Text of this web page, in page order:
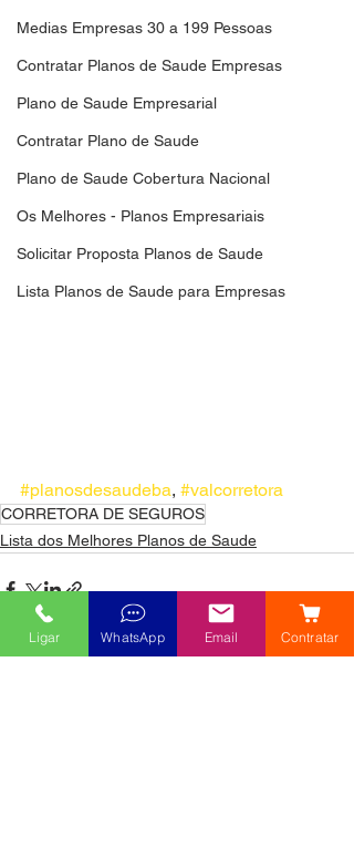
Medias Empresas 30 a 199 Pessoas
Contratar Planos de Saude Empresas
Plano de Saude Empresarial
Contratar Plano de Saude
Plano de Saude Cobertura Nacional
Os Melhores - Planos Empresariais
Solicitar Proposta Planos de Saude
Lista Planos de Saude para Empresas
#planosdesaudeba, #valcorretora
CORRETORA DE SEGUROS
Lista dos Melhores Planos de Saude
Ligar WhatsApp Email Contratar